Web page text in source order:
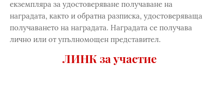
екземпляра за удостоверяване получаване на
наградата, както и обратна разписка, удостоверяваща
получаването на наградата. Наградата се получава
лично или от упълномощен представител.
ЛИНК за участие